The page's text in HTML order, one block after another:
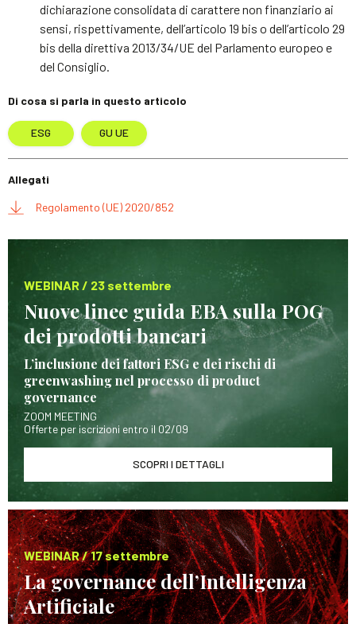
dichiarazione consolidata di carattere non finanziario ai
sensi, rispettivamente, dell’articolo 19 bis o dell’articolo 29
bis della direttiva 2013/34/UE del Parlamento europeo e
del Consiglio.
Di cosa si parla in questo articolo
ESG GU UE
Allegati
Regolamento (UE) 2020/852
WEBINAR / 23 settembre
Nuove linee guida EBA sulla POG
dei prodotti bancari
L’inclusione dei fattori ESG e dei rischi di
greenwashing nel processo di product
governance
ZOOM MEETING
Offerte per iscrizioni entro il 02/09
SCOPRI I DETTAGLI
WEBINAR / 17 settembre
La governance dell’Intelligenza
Artificiale